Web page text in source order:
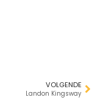
VOLGENDE
Landon Kingsway